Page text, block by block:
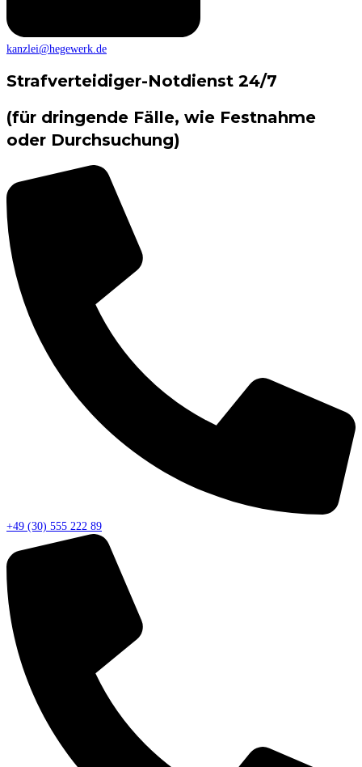
kanzlei@hegewerk.de
Strafverteidiger-Notdienst 24/7
(für dringende Fälle, wie Festnahme
oder Durchsuchung)
+49 (30) 555 222 89